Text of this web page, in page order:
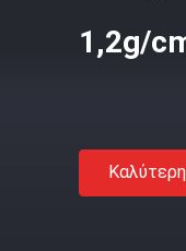
1,2g/